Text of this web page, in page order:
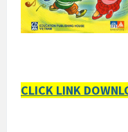
CLICK LINK